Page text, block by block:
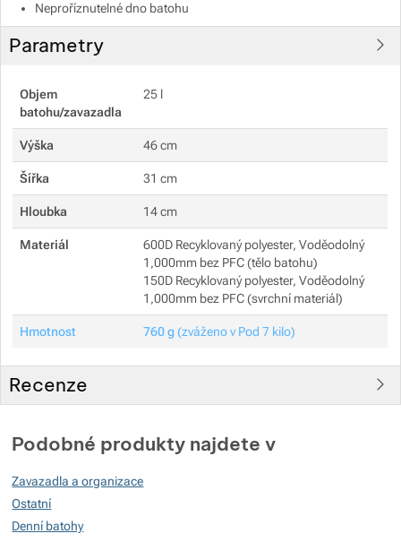
Neproříznutelné dno batohu
Parametry
Objem
batohu/zavazadla
25 l
Výška 46 cm
Šířka 31 cm
Hloubka 14 cm
Materiál
600D Recyklovaný polyester, Voděodolný
1,000mm bez PFC (tělo batohu)
150D Recyklovaný polyester, Voděodolný
1,000mm bez PFC (svrchní materiál)
Hmotnost 760 g (zváženo v Pod 7 kilo)
Recenze
Recenze
Nebyla přidána žádná recenze.
Podobné produkty najdete v
Zavazadla a organizace
Ostatní
Denní batohy
Zobrazit více
Zobrazit více
Zobrazit více
Zobrazit více
Zobrazit více
Zobrazit více
Zobrazit více
Zobrazit více
Zobrazit více
Zobrazit více
Zobrazit více
Zobrazit více